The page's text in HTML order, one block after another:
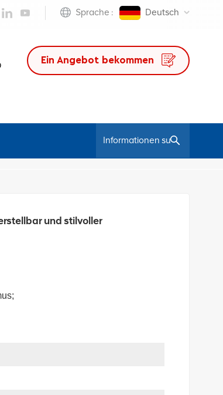
Sprache : Deutsch
Ein Angebot bekommen
und stilvoller